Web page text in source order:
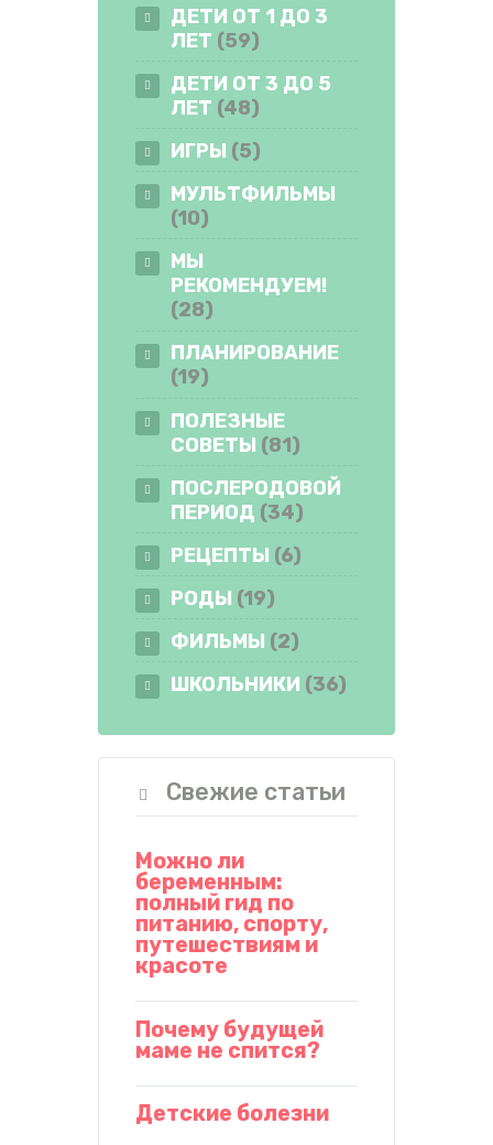
ДЕТИ ОТ 1 ДО 3
ЛЕТ (59)
ДЕТИ ОТ 3 ДО 5
ЛЕТ (48)
ИГРЫ (5)
МУЛЬТФИЛЬМЫ
(10)
МЫ
РЕКОМЕНДУЕМ!
(28)
ПЛАНИРОВАНИЕ
(19)
ПОЛЕЗНЫЕ
СОВЕТЫ (81)
ПОСЛЕРОДОВОЙ
ПЕРИОД (34)
РЕЦЕПТЫ (6)
РОДЫ (19)
ФИЛЬМЫ (2)
ШКОЛЬНИКИ (36)
Свежие статьи
Можно ли
беременным:
полный гид по
питанию, спорту,
путешествиям и
красоте
Почему будущей
маме не спится?
Детские болезни